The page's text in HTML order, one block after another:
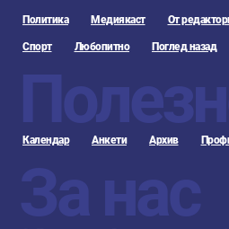
Политика Медиякаст От
Спорт Любопитно Поглед назад
Календар Анкети Архив
За нас